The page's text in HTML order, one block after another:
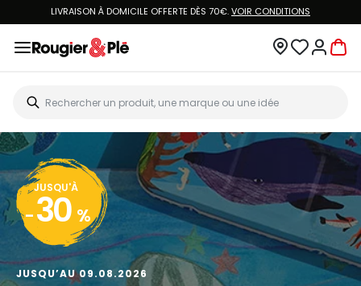
LIVRAISON À DOMICILE OFFERTE DÈS 70€.VOIR CONDITIONS
JUSQU'À
- 30 %
JUSQU’AU 09.08.2026